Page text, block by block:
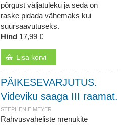
põrgust väljatuleku ja seda on
raske pidada vähemaks kui
suursaavutuseks.
Hind 17,99 €
Lisa korvi
PÄIKESEVARJUTUS.
Videviku saaga III raamat.
STEPHENIE MEYER
Rahvusvaheliste menukite